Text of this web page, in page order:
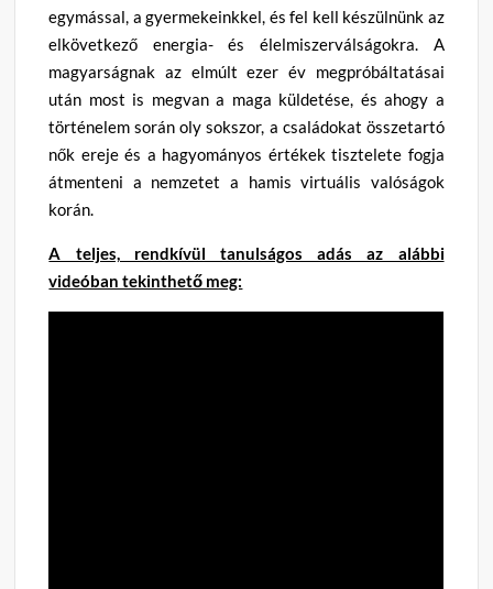
egymással, a gyermekeinkkel, és fel kell készülnünk az
elkövetkező energia- és élelmiszerválságokra. A
magyarságnak az elmúlt ezer év megpróbáltatásai
után most is megvan a maga küldetése, és ahogy a
történelem során oly sokszor, a családokat összetartó
nők ereje és a hagyományos értékek tisztelete fogja
átmenteni a nemzetet a hamis virtuális valóságok
korán.
A teljes, rendkívül tanulságos adás az alábbi
videóban tekinthető meg: